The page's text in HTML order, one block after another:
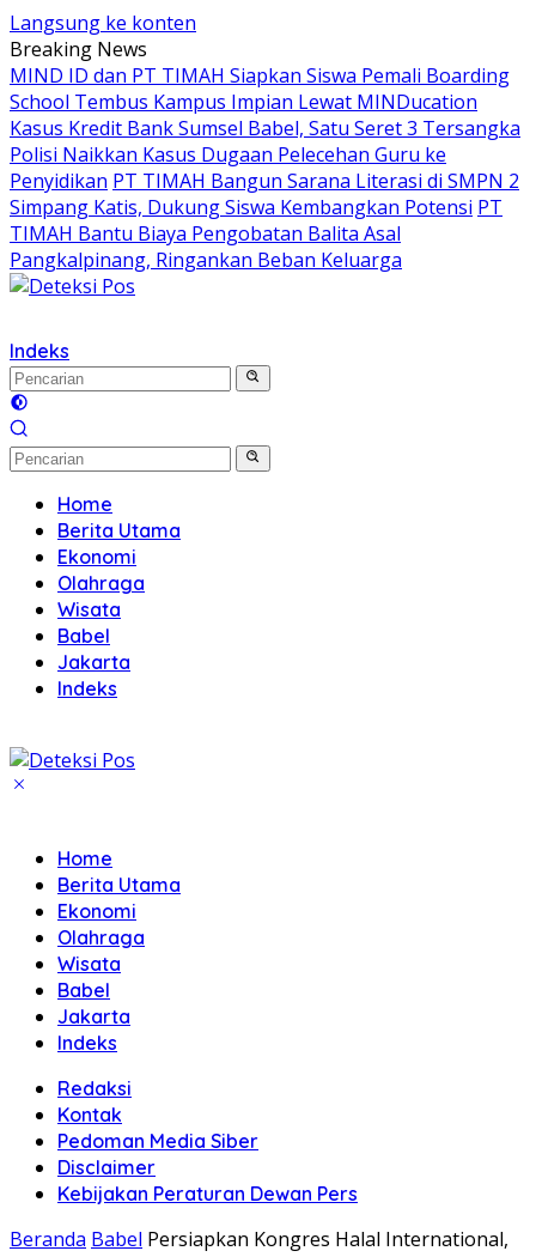
Langsung ke konten
Breaking News
MIND ID dan PT TIMAH Siapkan Siswa Pemali Boarding
School Tembus Kampus Impian Lewat MINDucation
Kasus Kredit Bank Sumsel Babel, Satu Seret 3 Tersangka
Polisi Naikkan Kasus Dugaan Pelecehan Guru ke
Penyidikan PT TIMAH Bangun Sarana Literasi di SMPN 2
Simpang Katis, Dukung Siswa Kembangkan Potensi PT
TIMAH Bantu Biaya Pengobatan Balita Asal
Pangkalpinang, Ringankan Beban Keluarga
Indeks
Home
Berita Utama
Ekonomi
Olahraga
Wisata
Babel
Jakarta
Indeks
Home
Berita Utama
Ekonomi
Olahraga
Wisata
Babel
Jakarta
Indeks
Redaksi
Kontak
Pedoman Media Siber
Disclaimer
Kebijakan Peraturan Dewan Pers
Beranda Babel Persiapkan Kongres Halal International,